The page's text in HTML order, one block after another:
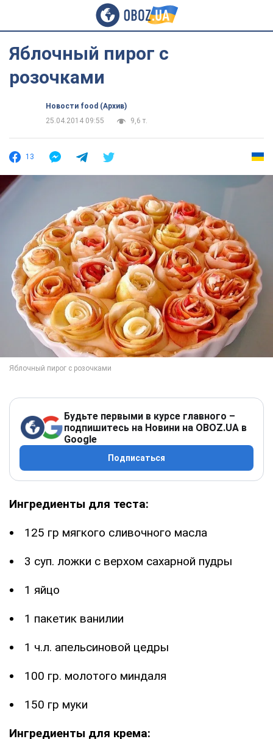
Яблочный пирог с
розочками
Новости food (Архив)
25.04.2014 09:55
9,6 т.
13
Будьте первыми в курсе главного –
подпишитесь на Новини на OBOZ.UA в
Google
Подписаться
Ингредиенты для теста:
125 гр мягкого сливочного масла
3 суп. ложки с верхом сахарной пудры
1 яйцо
1 пакетик ванилии
1 ч.л. апельсиновой цедры
100 гр. молотого миндаля
150 гр муки
Ингредиенты для крема: